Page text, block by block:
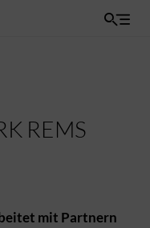
REMS
mit Partnern